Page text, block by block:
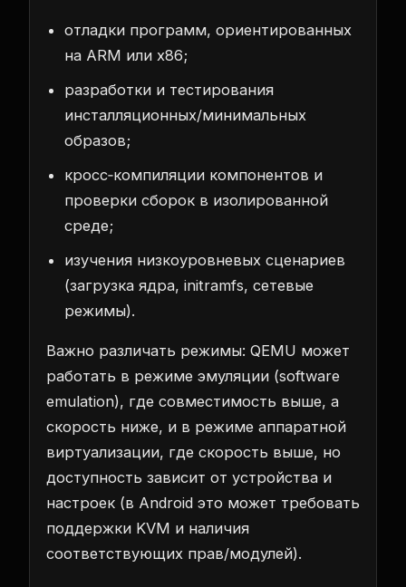
отладки программ, ориентированных
на ARM или x86;
разработки и тестирования
инсталляционных/минимальных
образов;
кросс‑компиляции компонентов и
проверки сборок в изолированной
среде;
изучения низкоуровневых сценариев
(загрузка ядра, initramfs, сетевые
режимы).
Важно различать режимы: QEMU может
работать в режиме эмуляции (software
emulation), где совместимость выше, а
скорость ниже, и в режиме аппаратной
виртуализации, где скорость выше, но
доступность зависит от устройства и
настроек (в Android это может требовать
поддержки KVM и наличия
соответствующих прав/модулей).